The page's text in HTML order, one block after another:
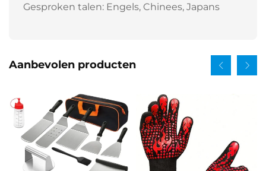
Gesproken talen: Engels, Chinees, Japans
Aanbevolen producten